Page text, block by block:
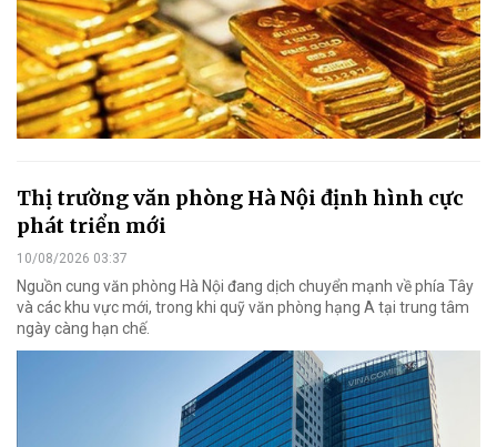
Thị trường văn phòng Hà Nội định hình cực
phát triển mới
10/08/2026 03:37
Nguồn cung văn phòng Hà Nội đang dịch chuyển mạnh về phía Tây
và các khu vực mới, trong khi quỹ văn phòng hạng A tại trung tâm
ngày càng hạn chế.